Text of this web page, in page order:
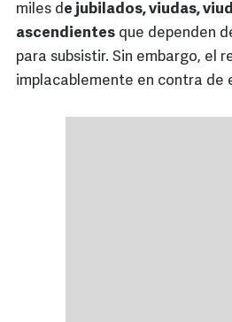
miles de jubilados, viudas,
ascendientes que dependen
para subsistir. Sin embargo, el
implacablemente en contra de